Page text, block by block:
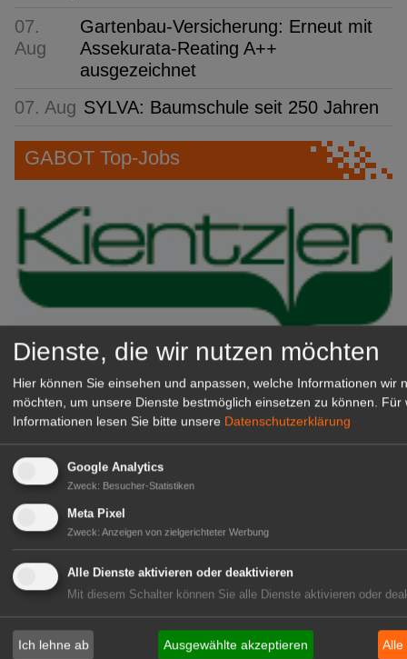
07.
Aug
Gartenbau-Versicherung: Erneut mit
Assekurata-Reating A++
ausgezeichnet
07. Aug SYLVA: Baumschule seit 250 Jahren
GABOT Top-Jobs
Kientzler Jungpflanzen GmbH
& Co KG
Gärtner im Zierpflanzenbau
(Geselle/Meister/Techniker)
(m/w/d)
Gensingen
zur Stellenanzeige
Dienste, die wir nutzen möchten
Hier können Sie einsehen und anpassen, welche Informationen wir
möchten, um unsere Dienste bestmöglich einsetzen zu können.
Für
Informationen lesen Sie bitte unsere Datenschutzerklärung
Google Analytics
Zweck: Besucher-Statistiken
Meta Pixel
Zweck: Anzeigen von zielgerichteter Werbung
Alle Dienste aktivieren oder deaktivieren
Mit diesem Schalter können Sie alle Dienste aktivieren oder
Ich lehne ab Ausgewählte akzeptieren Alle